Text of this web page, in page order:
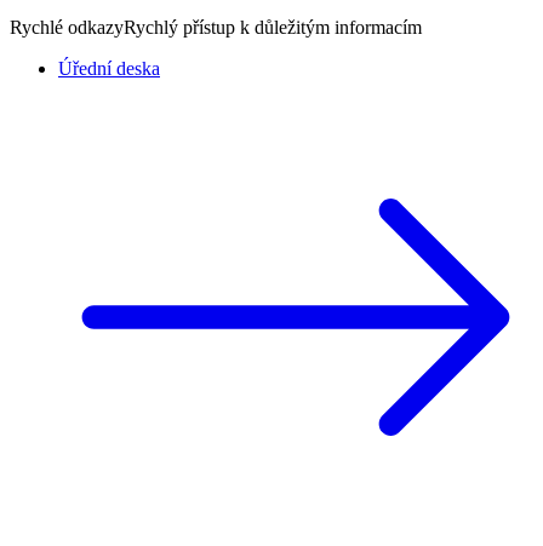
Rychlé odkazyRychlý přístup k důležitým informacím
Úřední deska